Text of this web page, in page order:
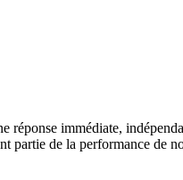
réponse immédiate,
partie de la performance de